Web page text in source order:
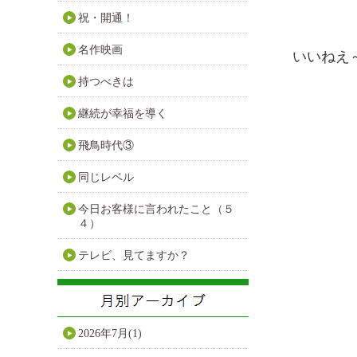
いいねえ
祝・開通！
名作映画
持つべきは
継続が幸福を導く
飛鳥時代③
同じレベル
今日お客様に言われたこと（５
４）
テレビ、見てますか？
2026年7月(1)